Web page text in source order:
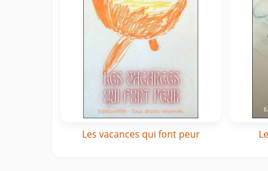
Les vacances qui font peur